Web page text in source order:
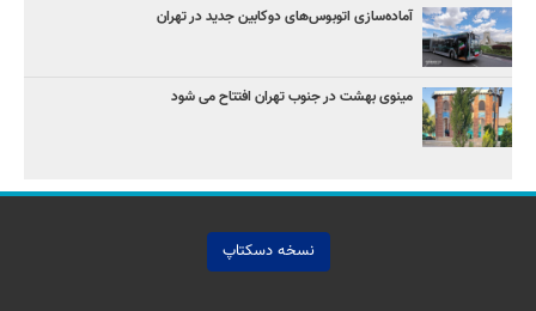
آماده‌سازی اتوبوس‌های دوکابین جدید در تهران
مینوی بهشت در جنوب تهران افتتاح می شود
نسخه دسکتاپ